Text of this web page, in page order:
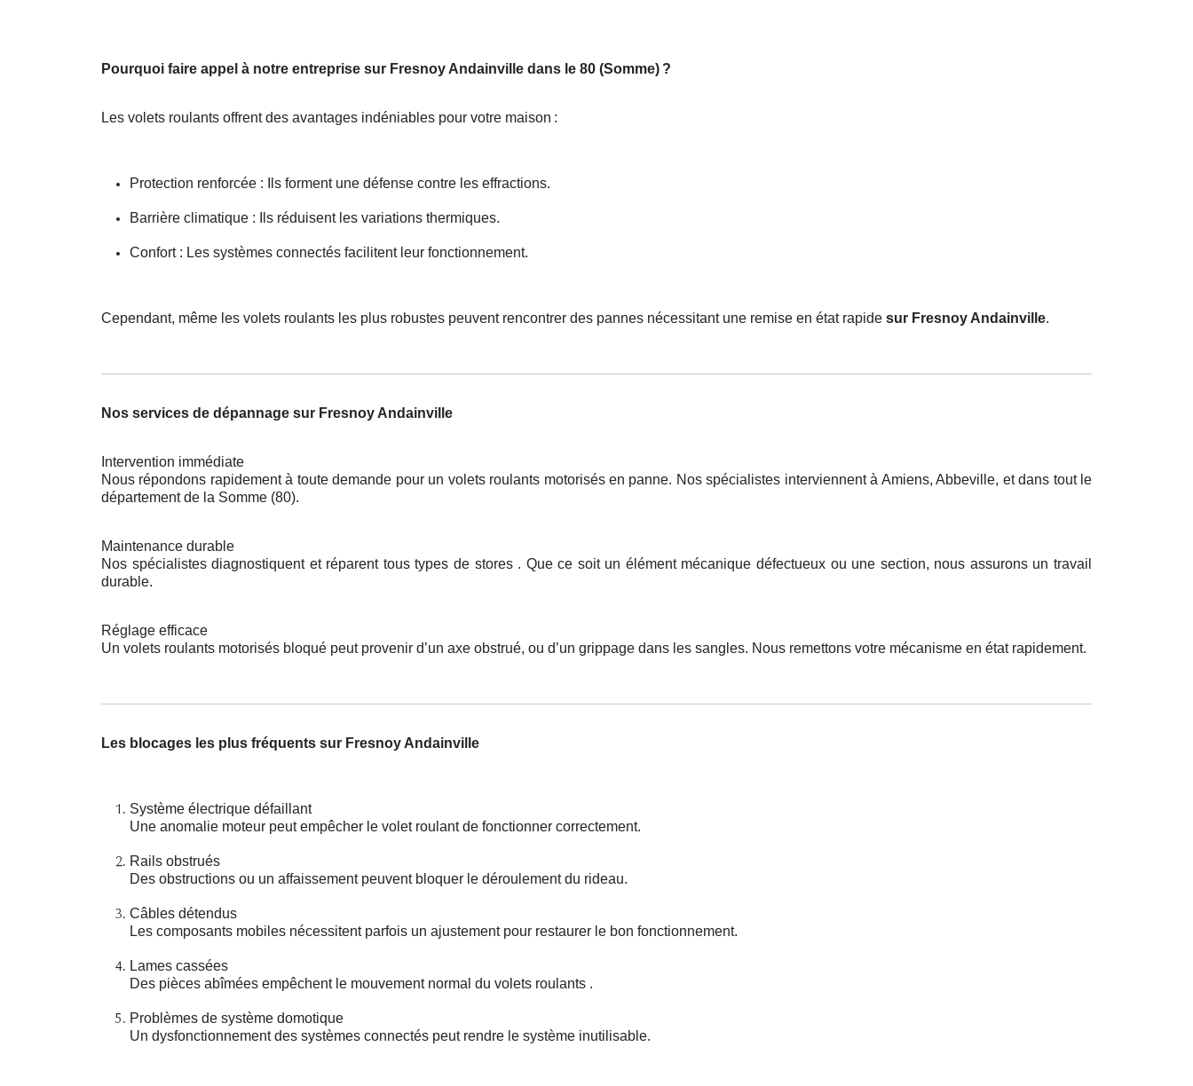
Pourquoi faire appel à notre entreprise sur Fresnoy Andainville dans le 80 (Somme) ?
Les volets roulants offrent des avantages indéniables pour votre maison :
Protection renforcée : Ils forment une défense contre les effractions.
Barrière climatique : Ils réduisent les variations thermiques.
Confort : Les systèmes connectés facilitent leur fonctionnement.
Cependant, même les volets roulants les plus robustes peuvent rencontrer des pannes nécessitant une remise en état rapide sur Fresnoy Andainville.
Nos services de dépannage sur Fresnoy Andainville
Intervention immédiate
Nous répondons rapidement à toute demande pour un volets roulants motorisés en panne. Nos spécialistes interviennent à Amiens, Abbeville, et dans tout le
département de la Somme (80).
Maintenance durable
Nos spécialistes diagnostiquent et réparent tous types de stores . Que ce soit un élément mécanique défectueux ou une section, nous assurons un travail
durable.
Réglage efficace
Un volets roulants motorisés bloqué peut provenir d’un axe obstrué, ou d’un grippage dans les sangles. Nous remettons votre mécanisme en état rapidement.
Les blocages les plus fréquents sur Fresnoy Andainville
Système électrique défaillant
Une anomalie moteur peut empêcher le volet roulant de fonctionner correctement.
Rails obstrués
Des obstructions ou un affaissement peuvent bloquer le déroulement du rideau.
Câbles détendus
Les composants mobiles nécessitent parfois un ajustement pour restaurer le bon fonctionnement.
Lames cassées
Des pièces abîmées empêchent le mouvement normal du volets roulants .
Problèmes de système domotique
Un dysfonctionnement des systèmes connectés peut rendre le système inutilisable.